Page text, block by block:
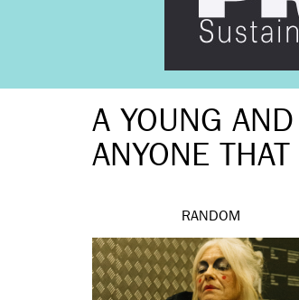
A YOUNG AND
ANYONE THAT
RANDOM